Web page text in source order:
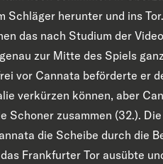
Schläger herunter und ins
das nach Studium der
zur Mitte des Spiels
vor Cannata beförderte er
verkürzen können, aber
Schoner zusammen (32.).
die Scheibe durch die
Frankfurter Tor ausübte